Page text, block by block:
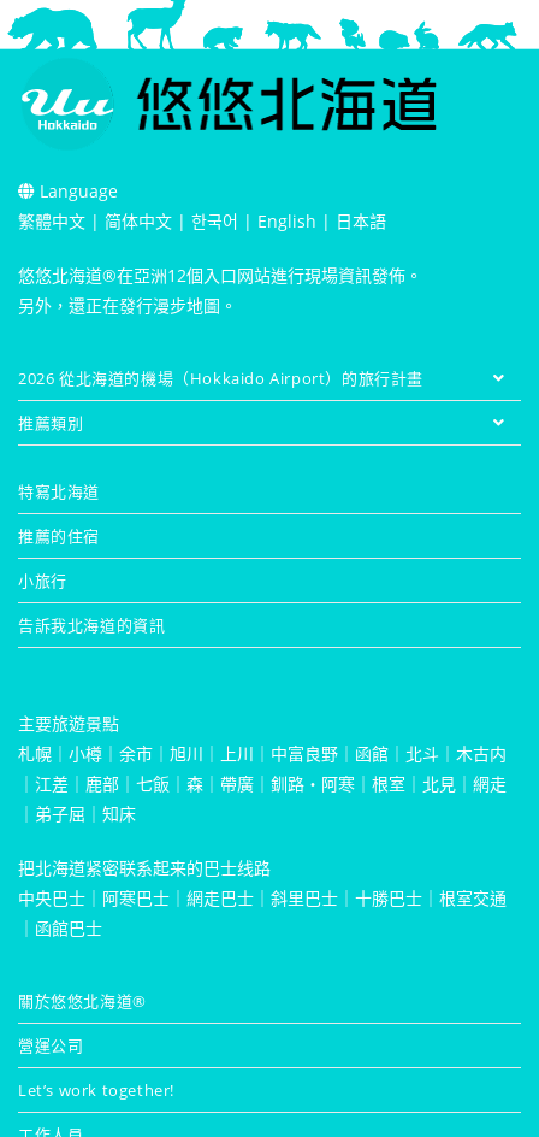
Language
繁體中文 | 简体中文 | 한국어 | English | 日本語
悠悠北海道®在亞洲12個入口网站進行現場資訊發佈。
另外，還正在發行漫步地圖。
2026 從北海道的機場（Hokkaido Airport）的旅行計畫
推薦類別
特寫北海道
推薦的住宿
小旅行
告訴我北海道的資訊
主要旅遊景點
札幌
小樽 余市 旭川 上川 中富良野 函館 北斗
木古内
江差 鹿部 七飯 森 帶廣 釧路・阿寒 根室 北見
網走
弟子屈 知床
把北海道紧密联系起来的巴士线路
中央巴士
阿寒巴士 網走巴士 斜里巴士 十勝巴士
根室交通
函館巴士
關於悠悠北海道®
營運公司
Let’s work together!